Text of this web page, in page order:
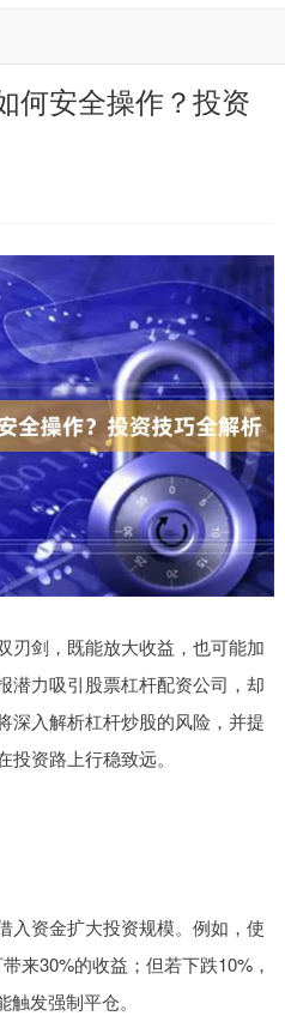
何安全操作？投资
刃剑，既能放大收益，也可能加
潜力吸引股票杠杆配资公司，却
深入解析杠杆炒股的风险，并提
资路上行稳致远。
入资金扩大投资规模。例如，使
来30%的收益；但若下跌10%，
发强制平仓。